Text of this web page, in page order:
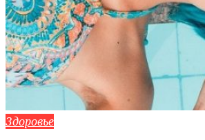
Здоровье